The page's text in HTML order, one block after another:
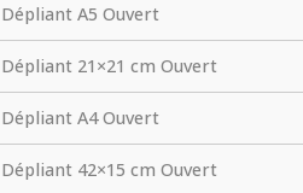
Dépliant A5 Ouvert
Dépliant 21×21 cm Ouvert
Dépliant A4 Ouvert
Dépliant 42×15 cm Ouvert